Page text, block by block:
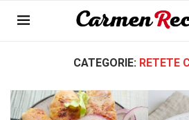
CATEGORIE: RETETE